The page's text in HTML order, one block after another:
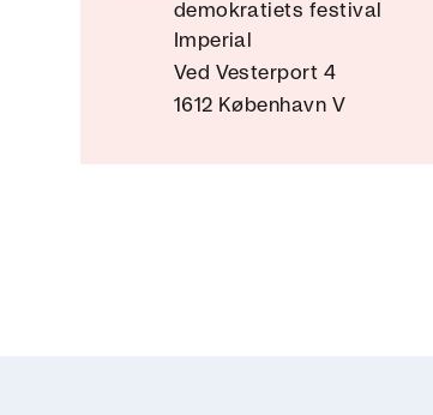
demokratiets festival
Imperial
Ved Vesterport 4
1612 København V